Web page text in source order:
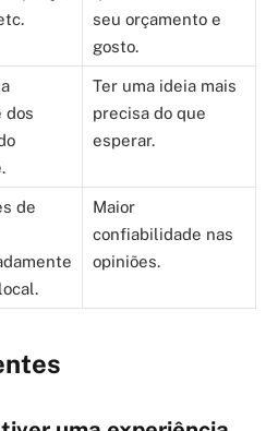
seu orçamento e
gosto.
dos
Ter uma ideia mais
precisa do que
esperar.
de
Maior
confiabilidade nas
opiniões.